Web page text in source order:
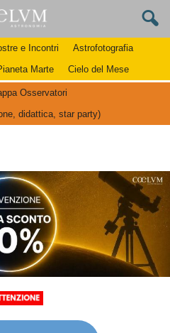
e Incontri
Astrofotografia
Marte Cielo del Mese
Osservatori
didattica, star party)